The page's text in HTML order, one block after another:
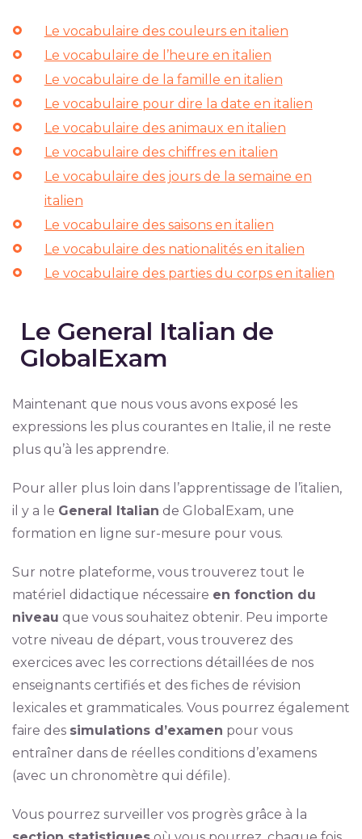
Le vocabulaire des couleurs en italien
Le vocabulaire de l’heure en italien
Le vocabulaire de la famille en italien
Le vocabulaire pour dire la date en italien
Le vocabulaire des animaux en italien
Le vocabulaire des chiffres en italien
Le vocabulaire des jours de la semaine en
italien
Le vocabulaire des saisons en italien
Le vocabulaire des nationalités en italien
Le vocabulaire des parties du corps en italien
Le General Italian de
GlobalExam
Maintenant que nous vous avons exposé les
expressions les plus courantes en Italie, il ne reste
plus qu’à les apprendre.
Pour aller plus loin dans l’apprentissage de l’italien,
il y a le General Italian de GlobalExam, une
formation en ligne sur-mesure pour vous.
Sur notre plateforme, vous trouverez tout le
matériel didactique nécessaire en fonction du
niveau que vous souhaitez obtenir. Peu importe
votre niveau de départ, vous trouverez des
exercices avec les corrections détaillées de nos
enseignants certifiés et des fiches de révision
lexicales et grammaticales. Vous pourrez également
faire des simulations d’examen pour vous
entraîner dans de réelles conditions d’examens
(avec un chronomètre qui défile).
Vous pourrez surveiller vos progrès grâce à la